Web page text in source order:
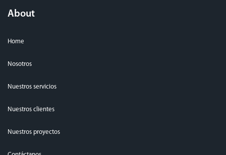
About
Home
Nosotros
Nuestros servicios
Nuestros clientes
Nuestros proyectos